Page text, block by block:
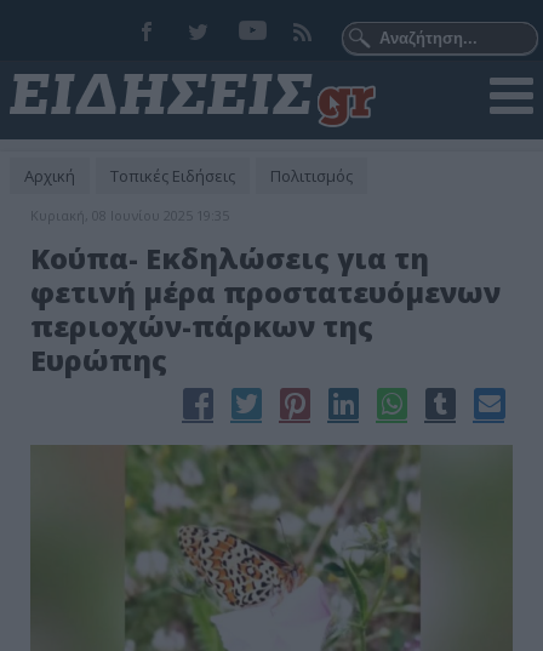
Αρχική Τοπικές Ειδήσεις Πολιτισμός
Κυριακή, 08 Ιουνίου 2025 19:35
Κούπα- Εκδηλώσεις για τη
φετινή μέρα προστατευόμενων
περιοχών-πάρκων της
Ευρώπης